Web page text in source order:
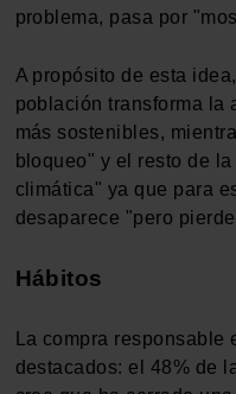
problema, pasa por
A propósito de esta
población transforma la
más sostenibles,
bloqueo" y el resto de
climática" ya que para
desaparece "pero
Hábitos
La compra
destacados: el 48% de